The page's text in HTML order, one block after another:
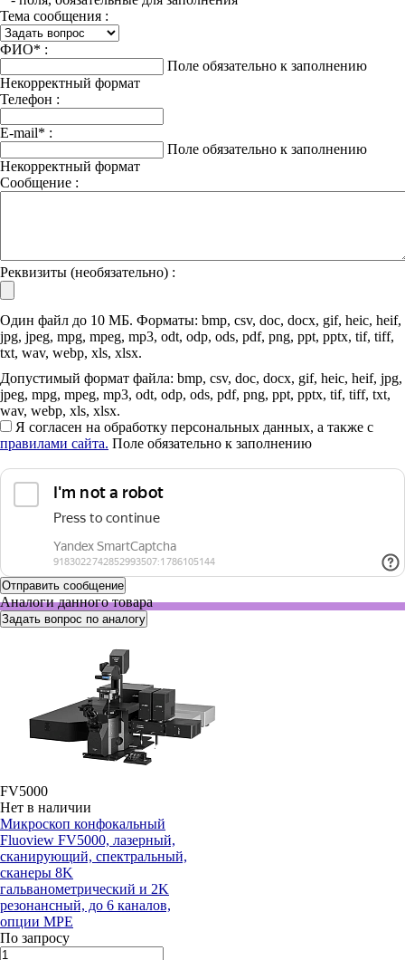
Тема сообщения :
ФИО* :
Поле обязательно к заполнению
Некорректный формат
Телефон :
E-mail* :
Поле обязательно к заполнению
Некорректный формат
Сообщение :
Реквизиты (необязательно) :
Один файл до 10 МБ. Форматы: bmp, csv, doc, docx, gif, heic, heif,
jpg, jpeg, mpg, mpeg, mp3, odt, odp, ods, pdf, png, ppt, pptx, tif, tiff,
txt, wav, webp, xls, xlsx.
Допустимый формат файла: bmp, csv, doc, docx, gif, heic, heif, jpg,
jpeg, mpg, mpeg, mp3, odt, odp, ods, pdf, png, ppt, pptx, tif, tiff, txt,
wav, webp, xls, xlsx.
Я согласен на обработку персональных данных, а также с
правилами сайта. Поле обязательно к заполнению
Аналоги данного товара
Задать вопрос по аналогу
FV5000
Нет в наличии
Микроскоп конфокальный
Fluoview FV5000, лазерный,
сканирующий, спектральный,
сканеры 8K
гальванометрический и 2K
резонансный, до 6 каналов,
опции MPE
По запросу